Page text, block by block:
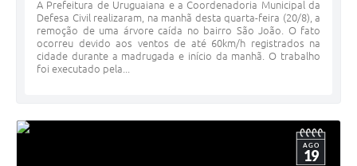
A Prefeitura de Uruguaiana e a Coordenadoria Municipal da
Defesa Civil realizaram, na manhã desta quarta-feira (20/8), a
remoção de uma árvore caída no bairro São João. O fato
ocorreu devido aos ventos de até 60km/h registrados na
cidade durante a madrugada e início da manhã. O trabalho
foi executado pela...
AGO
19